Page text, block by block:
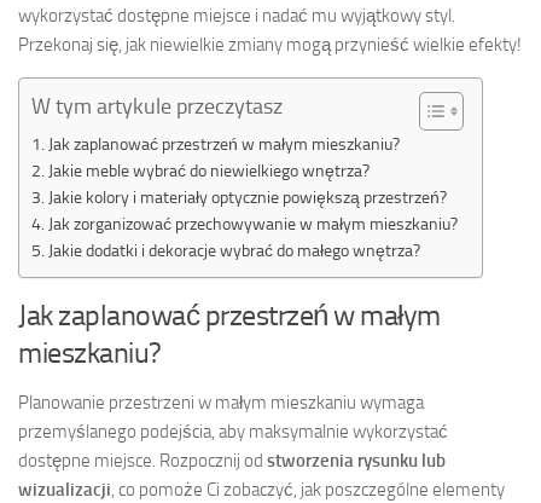
wykorzystać dostępne miejsce i nadać mu wyjątkowy styl.
Przekonaj się, jak niewielkie zmiany mogą przynieść wielkie efekty!
W tym artykule przeczytasz
Jak zaplanować przestrzeń w małym mieszkaniu?
Jakie meble wybrać do niewielkiego wnętrza?
Jakie kolory i materiały optycznie powiększą przestrzeń?
Jak zorganizować przechowywanie w małym mieszkaniu?
Jakie dodatki i dekoracje wybrać do małego wnętrza?
Jak zaplanować przestrzeń w małym
mieszkaniu?
Planowanie przestrzeni w małym mieszkaniu wymaga
przemyślanego podejścia, aby maksymalnie wykorzystać
dostępne miejsce. Rozpocznij od stworzenia rysunku lub
wizualizacji, co pomoże Ci zobaczyć, jak poszczególne elementy